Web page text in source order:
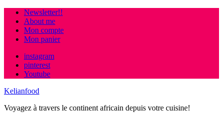
Newsletter!!
About me
Mon compte
Mon panier
instagram
pinterest
Youtube
Kelianfood
Voyagez à travers le continent africain depuis votre cuisine!